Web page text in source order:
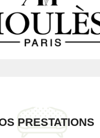
PRESTATIONS